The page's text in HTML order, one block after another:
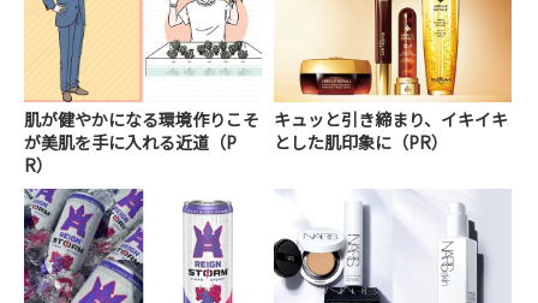
肌が健やかになる環境作りこそ
が美肌を手に入れる近道（P
R）
キュッと引き締まり、イキイキ
とした肌印象に（PR）